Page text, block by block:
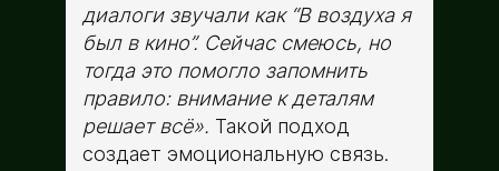
диалоги звучали как “В воздуха я
был в кино”. Сейчас смеюсь, но
тогда это помогло запомнить
правило: внимание к деталям
решает всё». Такой подход
создает эмоциональную связь.